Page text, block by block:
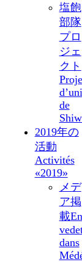
塩飽
部隊
プロ
ジェ
クト
de
2019年の
活動
Activités
«2019»
メデ
ア掲
載En
dans